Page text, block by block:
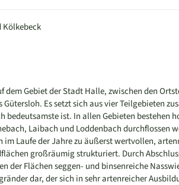
Kölkebeck
dem Gebiet der Stadt Halle, zwischen den
Es setzt sich aus vier Teilgebieten
ist. In allen Gebieten bestehen
Laibach und Loddenbach durchflossen
im Laufe der Jahre zu äußerst wertvollen,
großräumig strukturiert. Durch
der Flächen seggen- und binsenreiche
dar, der sich in sehr artenreicher